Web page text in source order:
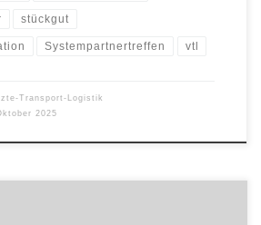
stückgut
Systempartnertreffen vtl
Transport-Logistik
2025